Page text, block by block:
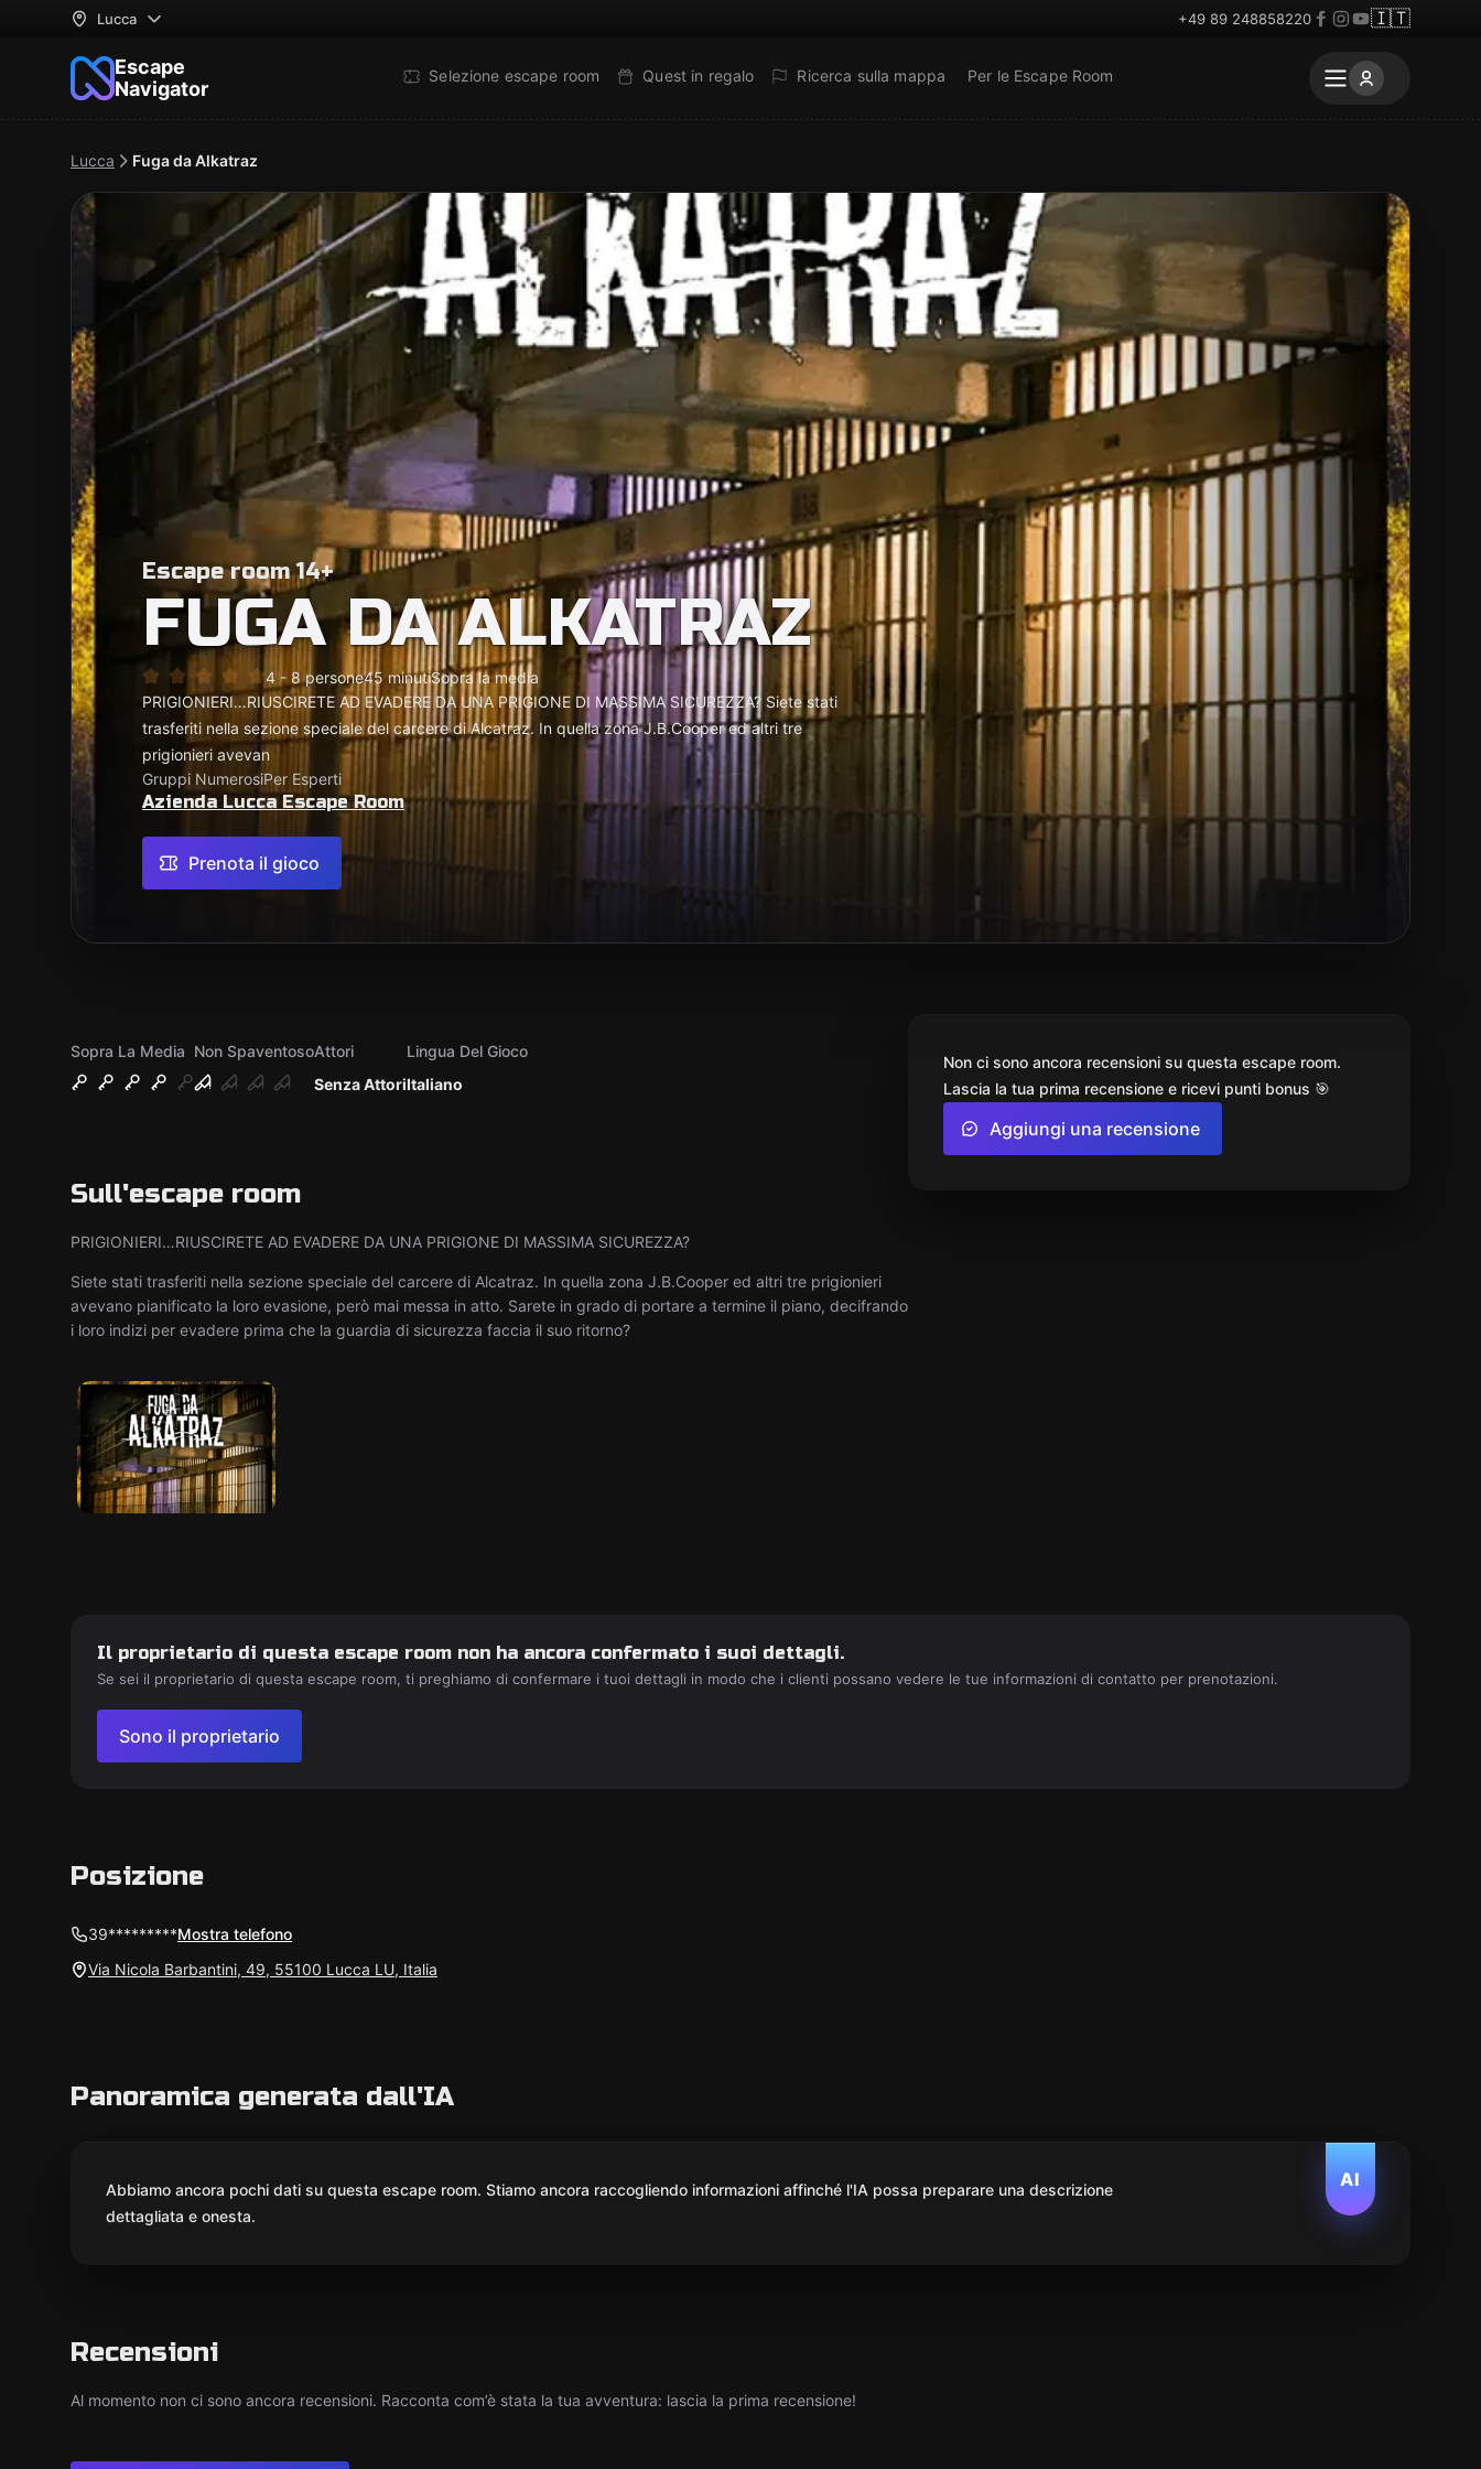
Lucca +49 89 248858220 🇮🇹
Escape
Navigator
Selezione escape room Quest in regalo Ricerca sulla mappa Per le Escape Room
Lucca Fuga da Alkatraz
Escape room 14+
FUGA DA ALKATRAZ
4 - 8 persone45 minutiSopra la media
PRIGIONIERI…RIUSCIRETE AD EVADERE DA UNA PRIGIONE DI MASSIMA SICUREZZA? Siete stati
trasferiti nella sezione speciale del carcere di Alcatraz. In quella zona J.B.Cooper ed altri tre
prigionieri avevan
Gruppi NumerosiPer Esperti
Azienda Lucca Escape Room
Prenota il gioco
Sopra La Media Non Spaventoso
Senza Attori
Attori
Italiano
Lingua Del Gioco
Sull'escape room
PRIGIONIERI…RIUSCIRETE AD EVADERE DA UNA PRIGIONE DI MASSIMA SICUREZZA?
Siete stati trasferiti nella sezione speciale del carcere di Alcatraz. In quella zona J.B.Cooper ed altri tre prigionieri
avevano pianificato la loro evasione, però mai messa in atto. Sarete in grado di portare a termine il piano, decifrando
i loro indizi per evadere prima che la guardia di sicurezza faccia il suo ritorno?
Non ci sono ancora recensioni su questa escape room.
Lascia la tua prima recensione e ricevi punti bonus 🎯
Aggiungi una recensione
Il proprietario di questa escape room non ha ancora confermato i suoi dettagli.
Se sei il proprietario di questa escape room, ti preghiamo di confermare i tuoi dettagli in modo che i clienti possano vedere le tue informazioni di contatto per prenotazioni.
Sono il proprietario
Posizione
39*********Mostra telefono
Via Nicola Barbantini, 49, 55100 Lucca LU, Italia
Panoramica generata dall'IA
AI
Abbiamo ancora pochi dati su questa escape room. Stiamo ancora raccogliendo informazioni affinché l'IA possa preparare una descrizione
dettagliata e onesta.
Recensioni
Al momento non ci sono ancora recensioni. Racconta com’è stata la tua avventura: lascia la prima recensione!